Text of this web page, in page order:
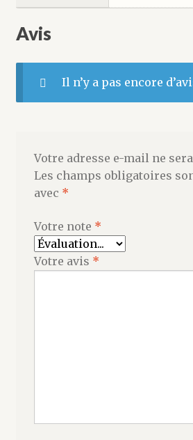
Avis
Il n’y a pas encore
Votre adresse e-mail ne
Les champs obligatoires
avec *
Votre note *
Votre avis *